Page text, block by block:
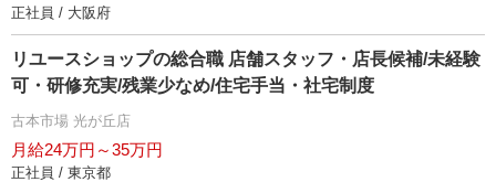
正社員 / 大阪府
リユースショップの総合職 店舗スタッフ・店長候補/未経験
可・研修充実/残業少なめ/住宅手当・社宅制度
古本市場 光が丘店
月給24万円～35万円
正社員 / 東京都